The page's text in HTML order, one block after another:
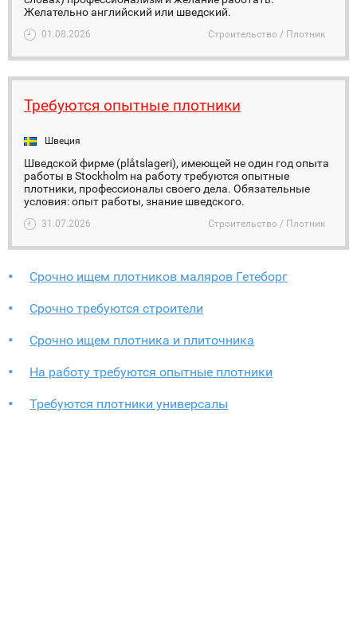
Желательно английский или шведский.
01.08.2026 Строительство / Плотник
Требуются опытные плотники
Швеция
Шведской фирме (plåtslageri), имеющей не один год опыта
работы в Stockholm на работу требуются опытные
плотники, профессионалы своего дела. Обязательные
условия: опыт работы, знание шведского.
31.07.2026 Строительство / Плотник
Срочно ищем плотников маляров Гетеборг
Срочно требуются строители
Срочно ищем плотника и плиточника
На работу требуются опытные плотники
Требуются плотники универсалы